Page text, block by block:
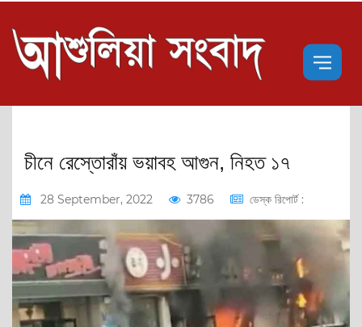
চীনে রেস্তোরাঁয় ভয়াবহ আগুন, নিহত ১৭
28 September, 2022 3786 ডেস্ক রিপোর্ট :